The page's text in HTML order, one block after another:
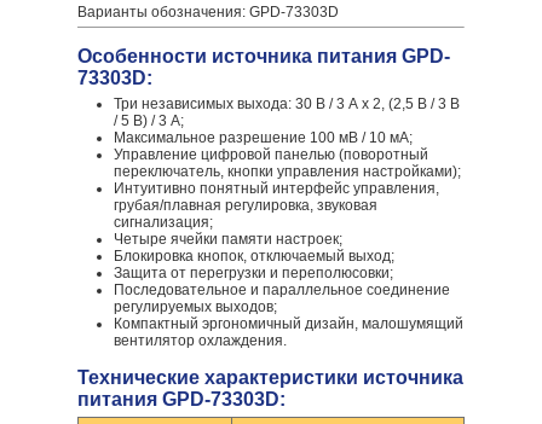
Варианты обозначения: GPD-73303D
Особенности источника питания GPD-
73303D:
Три независимых выхода: 30 В / 3 А х 2, (2,5 В / 3 В
/ 5 В) / 3 А;
Максимальное разрешение 100 мВ / 10 мА;
Управление цифровой панелью (поворотный
переключатель, кнопки управления настройками);
Интуитивно понятный интерфейс управления,
грубая/плавная регулировка, звуковая
сигнализация;
Четыре ячейки памяти настроек;
Блокировка кнопок, отключаемый выход;
Защита от перегрузки и переполюсовки;
Последовательное и параллельное соединение
регулируемых выходов;
Компактный эргономичный дизайн, малошумящий
вентилятор охлаждения.
Технические характеристики источника
питания GPD-73303D: